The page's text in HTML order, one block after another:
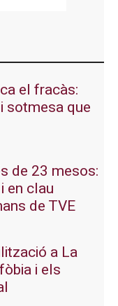
el fracàs:
sotmesa que
de 23 mesos:
en clau
de TVE
a La
i els